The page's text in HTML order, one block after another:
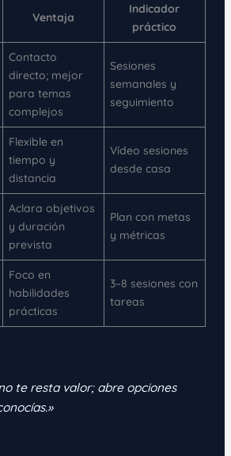
Ventaja
Indicador
práctico
Contacto
directo; mejor
para temas
complejos
Sesiones
semanales y
seguimiento
Flexible en
tiempo y
distancia
Vídeo sesiones
desde casa
Aclara objetivos
y duración
prevista
Plan con metas
y métricas
Foco en
habilidades
prácticas
3–8 sesiones con
tareas
te resta valor; abre opciones